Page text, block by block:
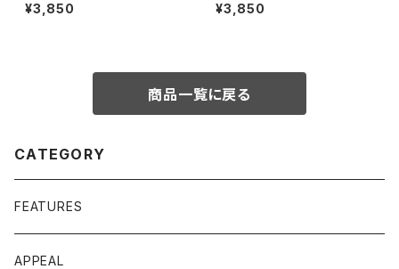
¥3,850 ¥3,850
商品一覧に戻る
CATEGORY
FEATURES
APPEAL